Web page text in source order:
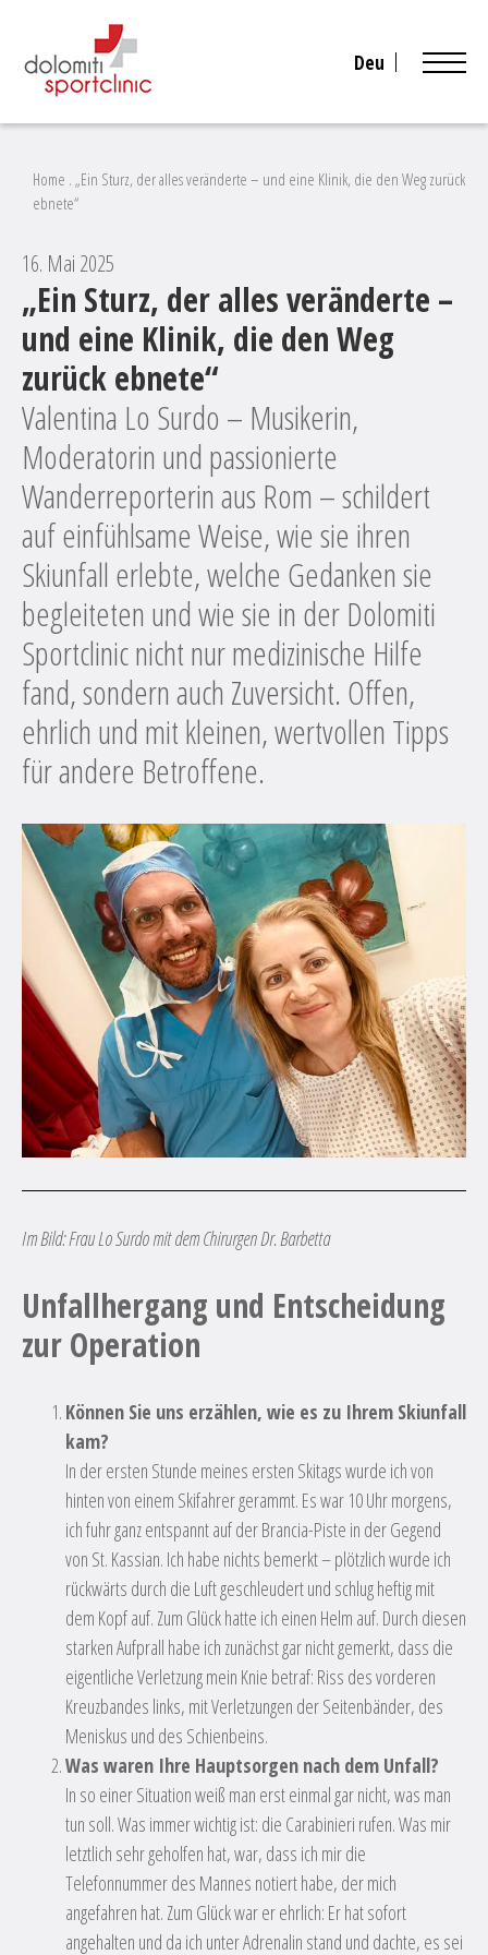
Deu
Home . „Ein Sturz, der alles veränderte – und eine Klinik, die den Weg zurück
ebnete“
16. Mai 2025
„Ein Sturz, der alles veränderte –
und eine Klinik, die den Weg
zurück ebnete“
Valentina Lo Surdo – Musikerin,
Moderatorin und passionierte
Wanderreporterin aus Rom – schildert
auf einfühlsame Weise, wie sie ihren
Skiunfall erlebte, welche Gedanken sie
begleiteten und wie sie in der Dolomiti
Sportclinic nicht nur medizinische Hilfe
fand, sondern auch Zuversicht. Offen,
ehrlich und mit kleinen, wertvollen Tipps
für andere Betroffene.
Im Bild: Frau Lo Surdo mit dem Chirurgen Dr. Barbetta
Unfallhergang und Entscheidung
zur Operation
Können Sie uns erzählen, wie es zu Ihrem Skiunfall
kam?
In der ersten Stunde meines ersten Skitags wurde ich von
hinten von einem Skifahrer gerammt. Es war 10 Uhr morgens,
ich fuhr ganz entspannt auf der Brancia-Piste in der Gegend
von St. Kassian. Ich habe nichts bemerkt – plötzlich wurde ich
rückwärts durch die Luft geschleudert und schlug heftig mit
dem Kopf auf. Zum Glück hatte ich einen Helm auf. Durch diesen
starken Aufprall habe ich zunächst gar nicht gemerkt, dass die
eigentliche Verletzung mein Knie betraf: Riss des vorderen
Kreuzbandes links, mit Verletzungen der Seitenbänder, des
Meniskus und des Schienbeins.
Was waren Ihre Hauptsorgen nach dem Unfall?
In so einer Situation weiß man erst einmal gar nicht, was man
tun soll. Was immer wichtig ist: die Carabinieri rufen. Was mir
letztlich sehr geholfen hat, war, dass ich mir die
Telefonnummer des Mannes notiert habe, der mich
angefahren hat. Zum Glück war er ehrlich: Er hat sofort
angehalten und da ich unter Adrenalin stand und dachte, es sei